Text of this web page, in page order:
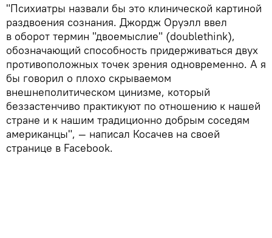
"Психиатры назвали бы это клинической картиной
раздвоения сознания. Джордж Оруэлл ввел
в оборот термин "двоемыслие" (doublethink),
обозначающий способность придерживаться двух
противоположных точек зрения одновременно. А я
бы говорил о плохо скрываемом
внешнеполитическом цинизме, который
беззастенчиво практикуют по отношению к нашей
стране и к нашим традиционно добрым соседям
американцы", — написал Косачев на своей
странице в Facebook.